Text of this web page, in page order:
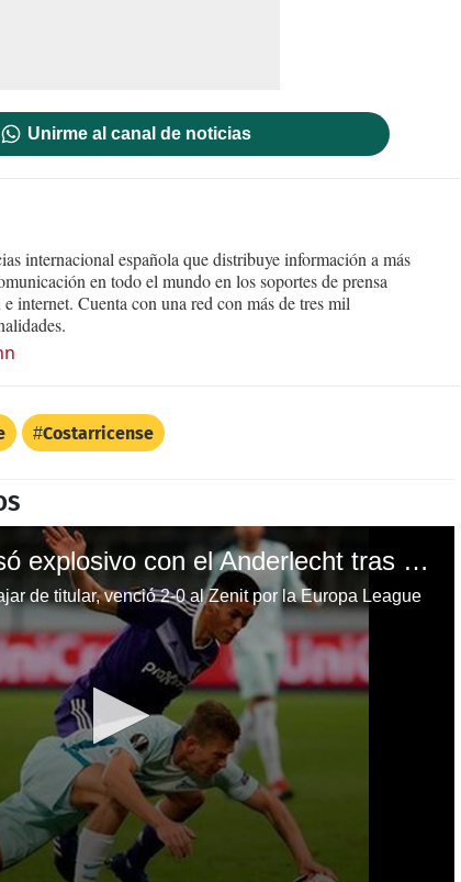
Unirme al canal de noticias
internacional española que distribuye información a más
en todo el mundo en los soportes de prensa
internet. Cuenta con una red con más de tres mil
Costarricense
Andy Najar regresó explosivo con el Anderlecht tras la lesión de rodilla de hace tres semanas
de titular, venció 2-0 al Zenit por la Europa League